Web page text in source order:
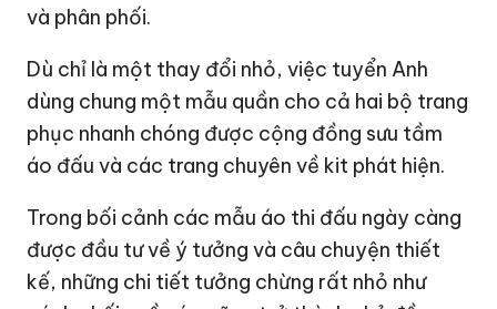
áo đấu và các trang chuyên về kit phát hiện.
Trong bối cảnh các mẫu áo thi đấu ngày càng
được đầu tư về ý tưởng và câu chuyện thiết
kế, những chi tiết tưởng chừng rất nhỏ như
cách phối quần áo cũng trở thành chủ đề
nên bản sắc riêng cho mỗi đội tuyển ở World
Cup 2026.